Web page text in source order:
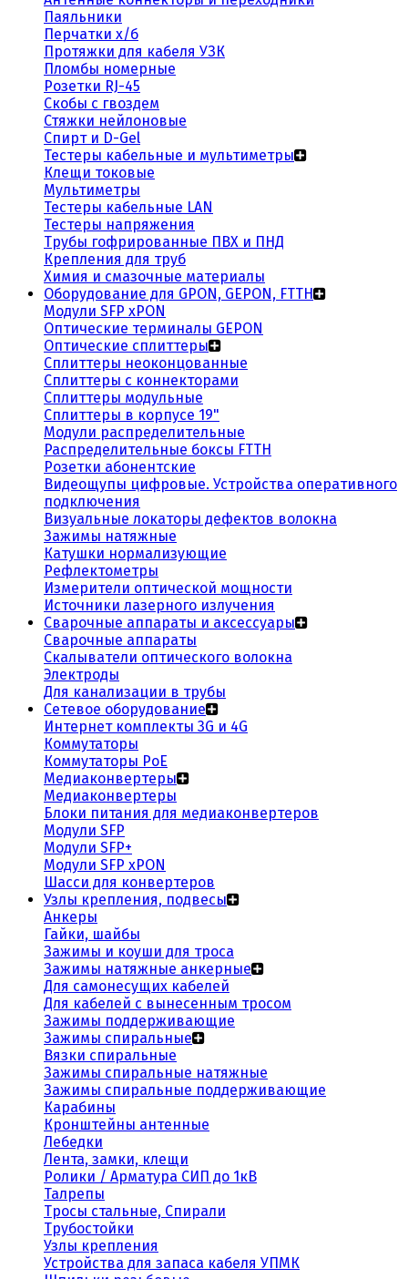
Паяльники
Перчатки х/б
Протяжки для кабеля УЗК
Пломбы номерные
Розетки RJ-45
Скобы с гвоздем
Стяжки нейлоновые
Спирт и D-Gel
Тестеры кабельные и мультиметры
Клещи токовые
Мультиметры
Тестеры кабельные LAN
Тестеры напряжения
Трубы гофрированные ПВХ и ПНД
Крепления для труб
Химия и смазочные материалы
Оборудование для GPON, GEPON, FTTH
Модули SFP xPON
Оптические терминалы GEPON
Оптические сплиттеры
Сплиттеры неоконцованные
Сплиттеры с коннекторами
Сплиттеры модульные
Сплиттеры в корпусе 19"
Модули распределительные
Распределительные боксы FTTH
Розетки абонентские
Видеощупы цифровые. Устройства оперативного
подключения
Визуальные локаторы дефектов волокна
Зажимы натяжные
Катушки нормализующие
Рефлектометры
Измерители оптической мощности
Источники лазерного излучения
Сварочные аппараты и аксессуары
Сварочные аппараты
Скалыватели оптического волокна
Электроды
Для канализации в трубы
Сетевое оборудование
Интернет комплекты 3G и 4G
Коммутаторы
Коммутаторы PoE
Медиаконвертеры
Медиаконвертеры
Блоки питания для медиаконвертеров
Модули SFP
Модули SFP+
Модули SFP xPON
Шасси для конвертеров
Узлы крепления, подвесы
Анкеры
Гайки, шайбы
Зажимы и коуши для троса
Зажимы натяжные анкерные
Для самонесущих кабелей
Для кабелей с вынесенным тросом
Зажимы поддерживающие
Зажимы спиральные
Вязки спиральные
Зажимы спиральные натяжные
Зажимы спиральные поддерживающие
Карабины
Кронштейны антенные
Лебедки
Лента, замки, клещи
Ролики / Арматура СИП до 1кВ
Талрепы
Тросы стальные, Спирали
Трубостойки
Узлы крепления
Устройства для запаса кабеля УПМК